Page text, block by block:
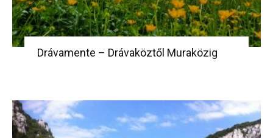
Drávamente – Drávaköztől Muraközig